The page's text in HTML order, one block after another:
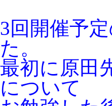
3回開催予
た。
最初に原田
について